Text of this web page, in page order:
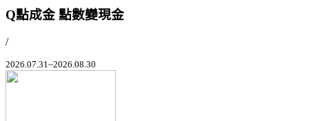
Q點成金 點數變現金
/
2026.07.31~2026.08.30